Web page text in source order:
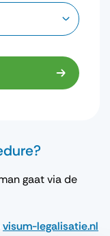
gaat via de
visum-legalisatie.nl